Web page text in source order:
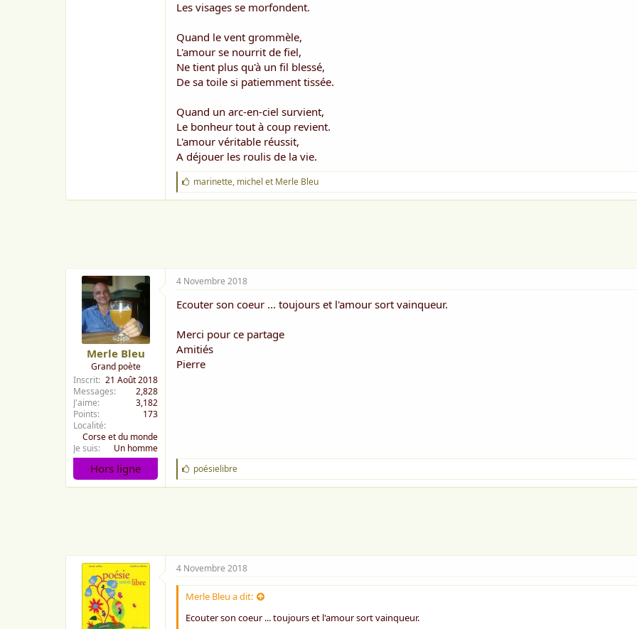
Les visages se morfondent.
Quand le vent grommèle,
L'amour se nourrit de fiel,
Ne tient plus qu'à un fil blessé,
De sa toile si patiemment tissée.
Quand un arc-en-ciel survient,
Le bonheur tout à coup revient.
L'amour véritable réussit,
A déjouer les roulis de la vie.
J
'
a
marinette, michel et Merle Bleu
Merle Bleu
Grand poète
Inscrit 21 Août 2018
Messages
2,828
J'aime
3,182
Points
173
Localité
Corse et du monde
Je suis
Un homme
Hors ligne
4 Novembre 2018
Ecouter son coeur ... toujours et l'amour sort vainqueur.
Merci pour ce partage
Amitiés
Pierre
J
'
a
poésielibre
4 Novembre 2018
Merle Bleu a dit:
Ecouter son coeur ... toujours et l'amour sort vainqueur.